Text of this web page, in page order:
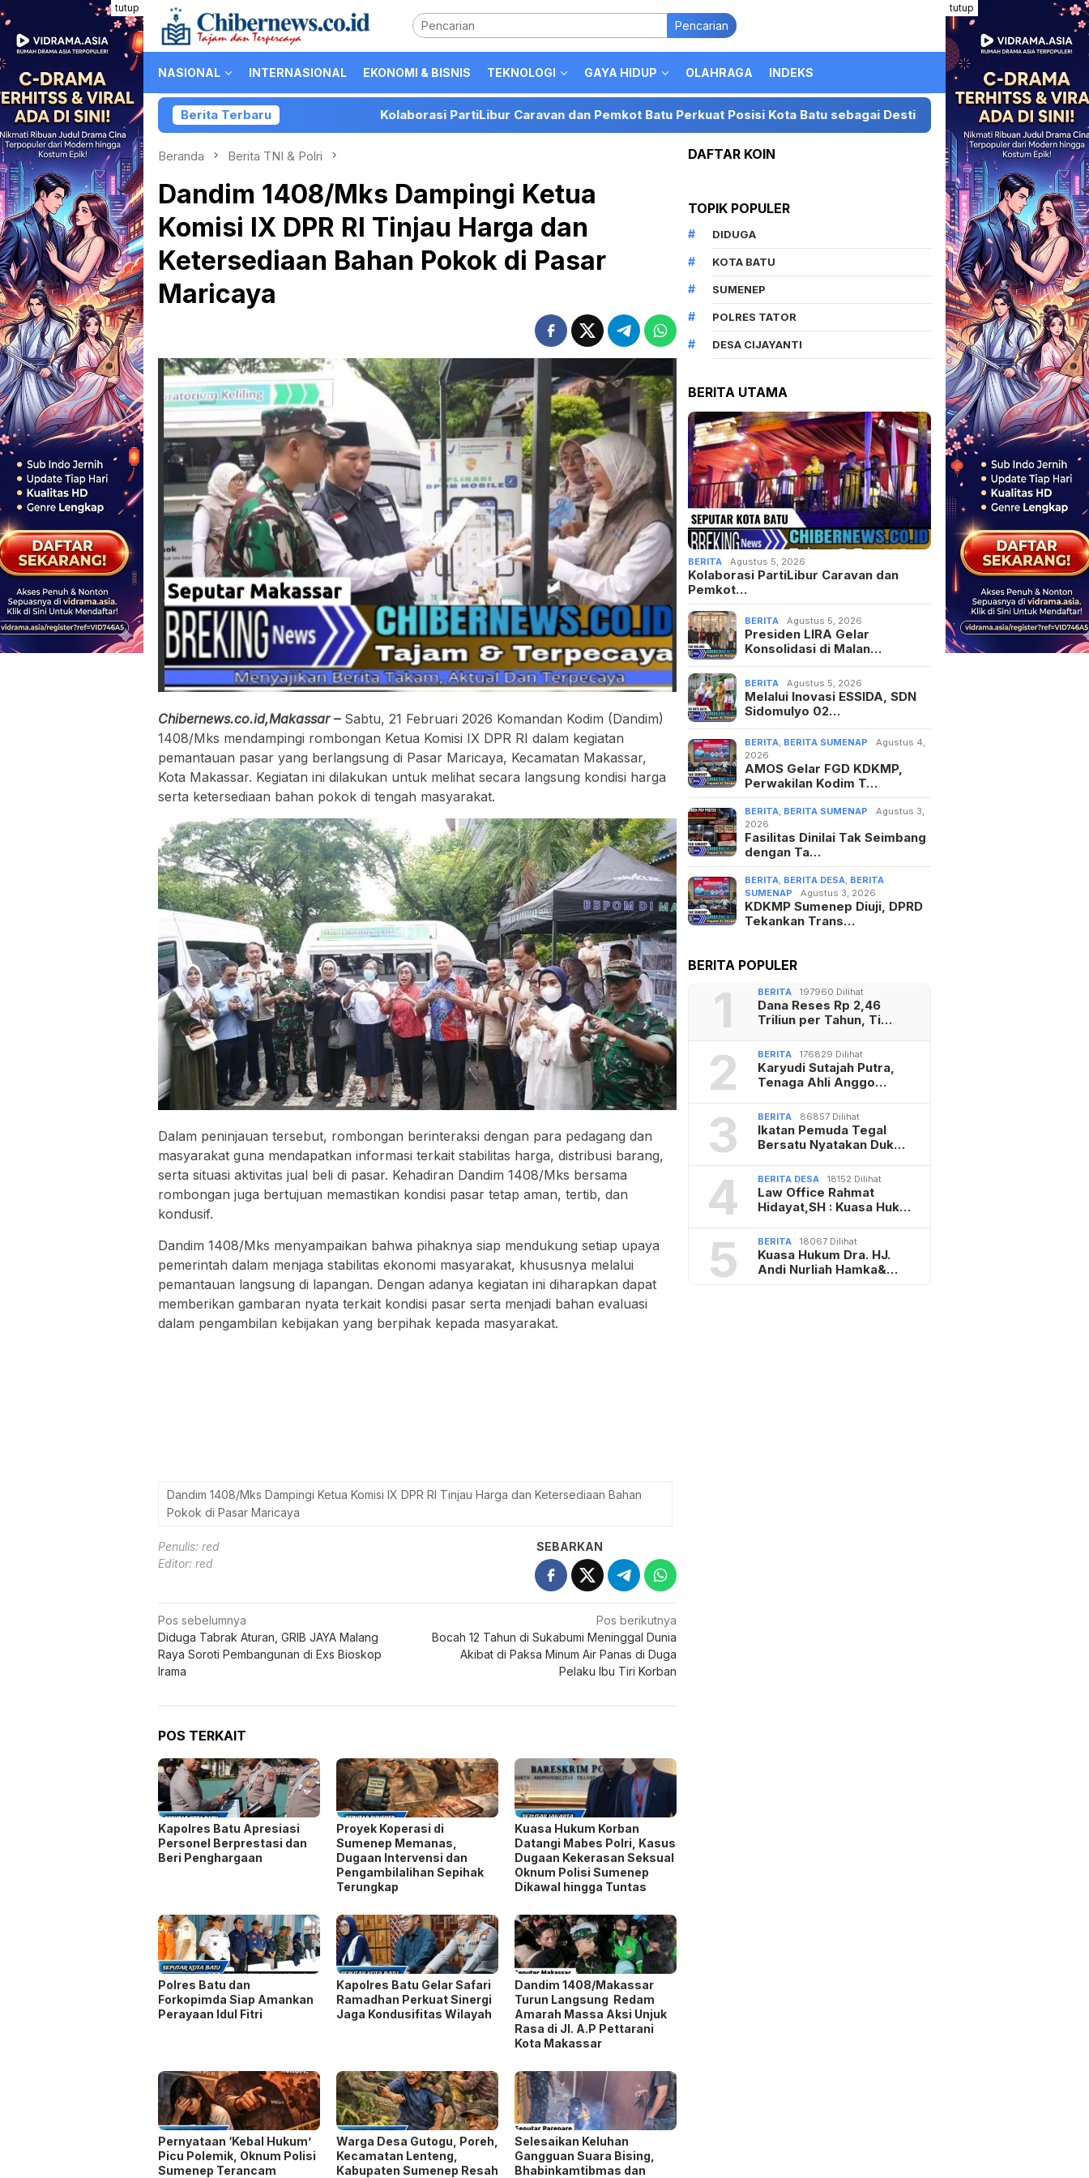
Loncat
ke
konten
tutup tutup
Pencarian
NASIONAL INTERNASIONAL EKONOMI & BISNIS TEKNOLOGI GAYA HIDUP OLAHRAGA INDEKS
Berita TerbaruKolaborasi PartiLibur Caravan dan Pemkot Batu Perkuat Posisi Kota Batu sebagai Destinasi Festival Musik Nasional Presiden
Beranda Berita TNI & Polri
Dandim 1408/Mks Dampingi Ketua
Komisi IX DPR RI Tinjau Harga dan
Ketersediaan Bahan Pokok di Pasar
Maricaya
Chibernews.co.id,Makassar – Sabtu, 21 Februari 2026 Komandan Kodim (Dandim)
1408/Mks mendampingi rombongan Ketua Komisi IX DPR RI dalam kegiatan
pemantauan pasar yang berlangsung di Pasar Maricaya, Kecamatan Makassar,
Kota Makassar. Kegiatan ini dilakukan untuk melihat secara langsung kondisi harga
serta ketersediaan bahan pokok di tengah masyarakat.
Dalam peninjauan tersebut, rombongan berinteraksi dengan para pedagang dan
masyarakat guna mendapatkan informasi terkait stabilitas harga, distribusi barang,
serta situasi aktivitas jual beli di pasar. Kehadiran Dandim 1408/Mks bersama
rombongan juga bertujuan memastikan kondisi pasar tetap aman, tertib, dan
kondusif.
Dandim 1408/Mks menyampaikan bahwa pihaknya siap mendukung setiap upaya
pemerintah dalam menjaga stabilitas ekonomi masyarakat, khususnya melalui
pemantauan langsung di lapangan. Dengan adanya kegiatan ini diharapkan dapat
memberikan gambaran nyata terkait kondisi pasar serta menjadi bahan evaluasi
dalam pengambilan kebijakan yang berpihak kepada masyarakat.
Navigasi
pos
Pos sebelumnya
Raya Soroti Pembangunan di Exs Bioskop
Irama
Akibat di Paksa Minum Air Panas di Duga
Pelaku Ibu Tiri Korban
POS TERKAIT
Kapolres Batu Apresiasi
Personel Berprestasi dan
Beri Penghargaan
Dugaan Intervensi dan
Pengambilalihan Sepihak
Terungkap
Dugaan Kekerasan Seksual
Oknum Polisi Sumenep
Dikawal hingga Tuntas
Perayaan Idul Fitri
Kapolres Batu Gelar Safari
Jaga Kondusifitas Wilayah
Dandim 1408/Makassar
Amarah Massa Aksi Unjuk
Rasa di Jl. A.P Pettarani
Kota Makassar
Sumenep Terancam
Dilaporkan ke Bareskrim
Kabupaten Sumenep Resah
Diserang Monyet Liar
Selesaikan Keluhan
Bhabinkamtibmas dan
Babinsa di Parepare
Lakukan Ini
Tinggalkan Balasan
Alamat email Anda tidak akan dipublikasikan. Ruas yang wajib ditandai*
DAFTAR KOIN
TOPIK POPULER
DIDUGA
KOTA BATU
SUMENEP
POLRES TATOR
DESA CIJAYANTI
BERITA UTAMA
BERITA Agustus 5, 2026
Kolaborasi PartiLibur Caravan dan
Pemkot…
BERITA Agustus 5, 2026
Presiden LIRA Gelar
Konsolidasi di Malan…
BERITA Agustus 5, 2026
Melalui Inovasi ESSIDA, SDN
Sidomulyo 02…
BERITA BERITA SUMENAP
Agustus 4,
2026
AMOS Gelar FGD KDKMP,
Perwakilan Kodim T…
BERITA BERITA SUMENAP
Agustus 3,
2026
Fasilitas Dinilai Tak Seimbang
dengan Ta…
BERITA BERITA DESA BERITA
SUMENAP
Agustus 3, 2026
KDKMP Sumenep Diuji, DPRD
Tekankan Trans…
BERITA POPULER
1 BERITA 197960 Dilihat
Dana Reses Rp 2,46
Triliun per Tahun, Ti…
2 BERITA 176829 Dilihat
Karyudi Sutajah Putra,
Tenaga Ahli Anggo…
3 BERITA 86857 Dilihat
Ikatan Pemuda Tegal
Bersatu Nyatakan Duk…
4 BERITA DESA 18152 Dilihat
Law Office Rahmat
Hidayat,SH : Kuasa Huk…
5 BERITA 18067 Dilihat
Kuasa Hukum Dra. HJ.
Andi Nurliah Hamka&…